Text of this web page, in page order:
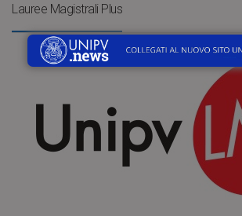
Lauree Magistrali Plus